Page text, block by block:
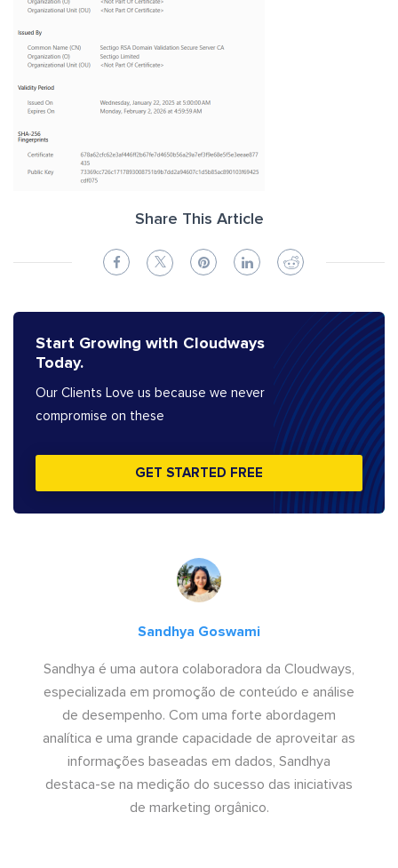
Share This Article
Start Growing with Cloudways
Today.
Our Clients Love us because we never
compromise on these
GET STARTED FREE
Sandhya Goswami
Sandhya é uma autora colaboradora da Cloudways,
especializada em promoção de conteúdo e análise
de desempenho. Com uma forte abordagem
analítica e uma grande capacidade de aproveitar as
informações baseadas em dados, Sandhya
destaca-se na medição do sucesso das iniciativas
de marketing orgânico.